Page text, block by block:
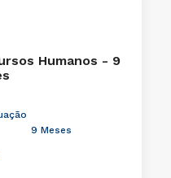
Humanos - 9
9 Meses